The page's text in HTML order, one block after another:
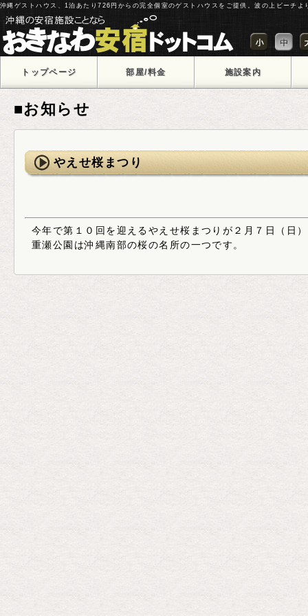
沖縄ゲストハウス、1泊あたり726円からの完全個室のゲストハウスをご提供。波の上ビーチ
トップページ 部屋/料金 施設案内
■お知らせ
やえせ桜まつり
今年で第１０回を迎えるやえせ桜まつりが２月７日（日
重瀬公園は沖縄南部の桜の名所の一つです。